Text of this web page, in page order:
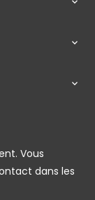


Vous
dans les